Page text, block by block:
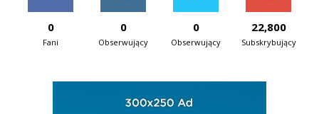
0
Fani
0
Obserwujący
0
Obserwujący
22,800
Subskrybujący